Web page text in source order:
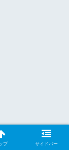
プ サイドバー